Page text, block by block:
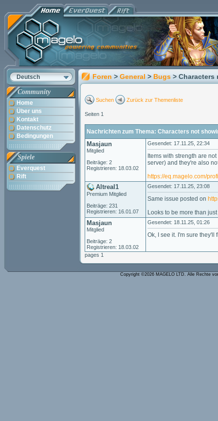
Deutsch
Community
Home
Über uns
Kontakt
Datenschutz
Bedingungen
Spiele
Everquest
Rift
Foren > General > Bugs >
Suchen Zurück zur Themenliste
Seiten 1
Nachrichten zum Thema: Characters not
Masjaun
Mitglied
Beiträge: 2
Registrieren: 18.03.02
Gesendet: 17.11.25, 22:34
Items with strength are
server) and they're also
https://eq.magelo.com/
Altreal1
Premium Mitglied
Beiträge: 231
Registrieren: 16.01.07
Gesendet: 17.11.25, 23:08
Same issue posted on
Looks to be more than
Masjaun
Mitglied
Beiträge: 2
Registrieren: 18.03.02
Gesendet: 18.11.25, 01:26
Ok, I see it. I'm sure they'll
pages 1
Copyright ©2026 MAGELO LTD. Alle Rechte